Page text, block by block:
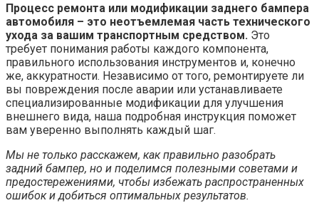
Процесс ремонта или модификации заднего бампера
автомобиля – это неотъемлемая часть технического
ухода за вашим транспортным средством. Это
требует понимания работы каждого компонента,
правильного использования инструментов и, конечно
же, аккуратности. Независимо от того, ремонтируете ли
вы повреждения после аварии или устанавливаете
специализированные модификации для улучшения
внешнего вида, наша подробная инструкция поможет
вам уверенно выполнять каждый шаг.
Мы не только расскажем, как правильно разобрать
задний бампер, но и поделимся полезными советами и
предостережениями, чтобы избежать распространенных
ошибок и добиться оптимальных результатов.